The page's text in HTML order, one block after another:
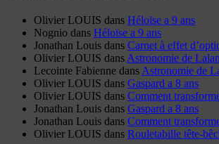
Olivier LOUIS dans Héloïse a 9 ans
Nognio dans Héloïse a 9 ans
Jonathan Louis dans Carnet à effet
Olivier LOUIS dans Astronomie de
Lecointe Fabienne dans Astronomie de
Olivier LOUIS dans Gaspard a 8 ans
Olivier LOUIS dans Comment
Jonathan Louis dans Gaspard a 8 ans
Jonathan Louis dans Comment
Olivier LOUIS dans Rouletabille tête-